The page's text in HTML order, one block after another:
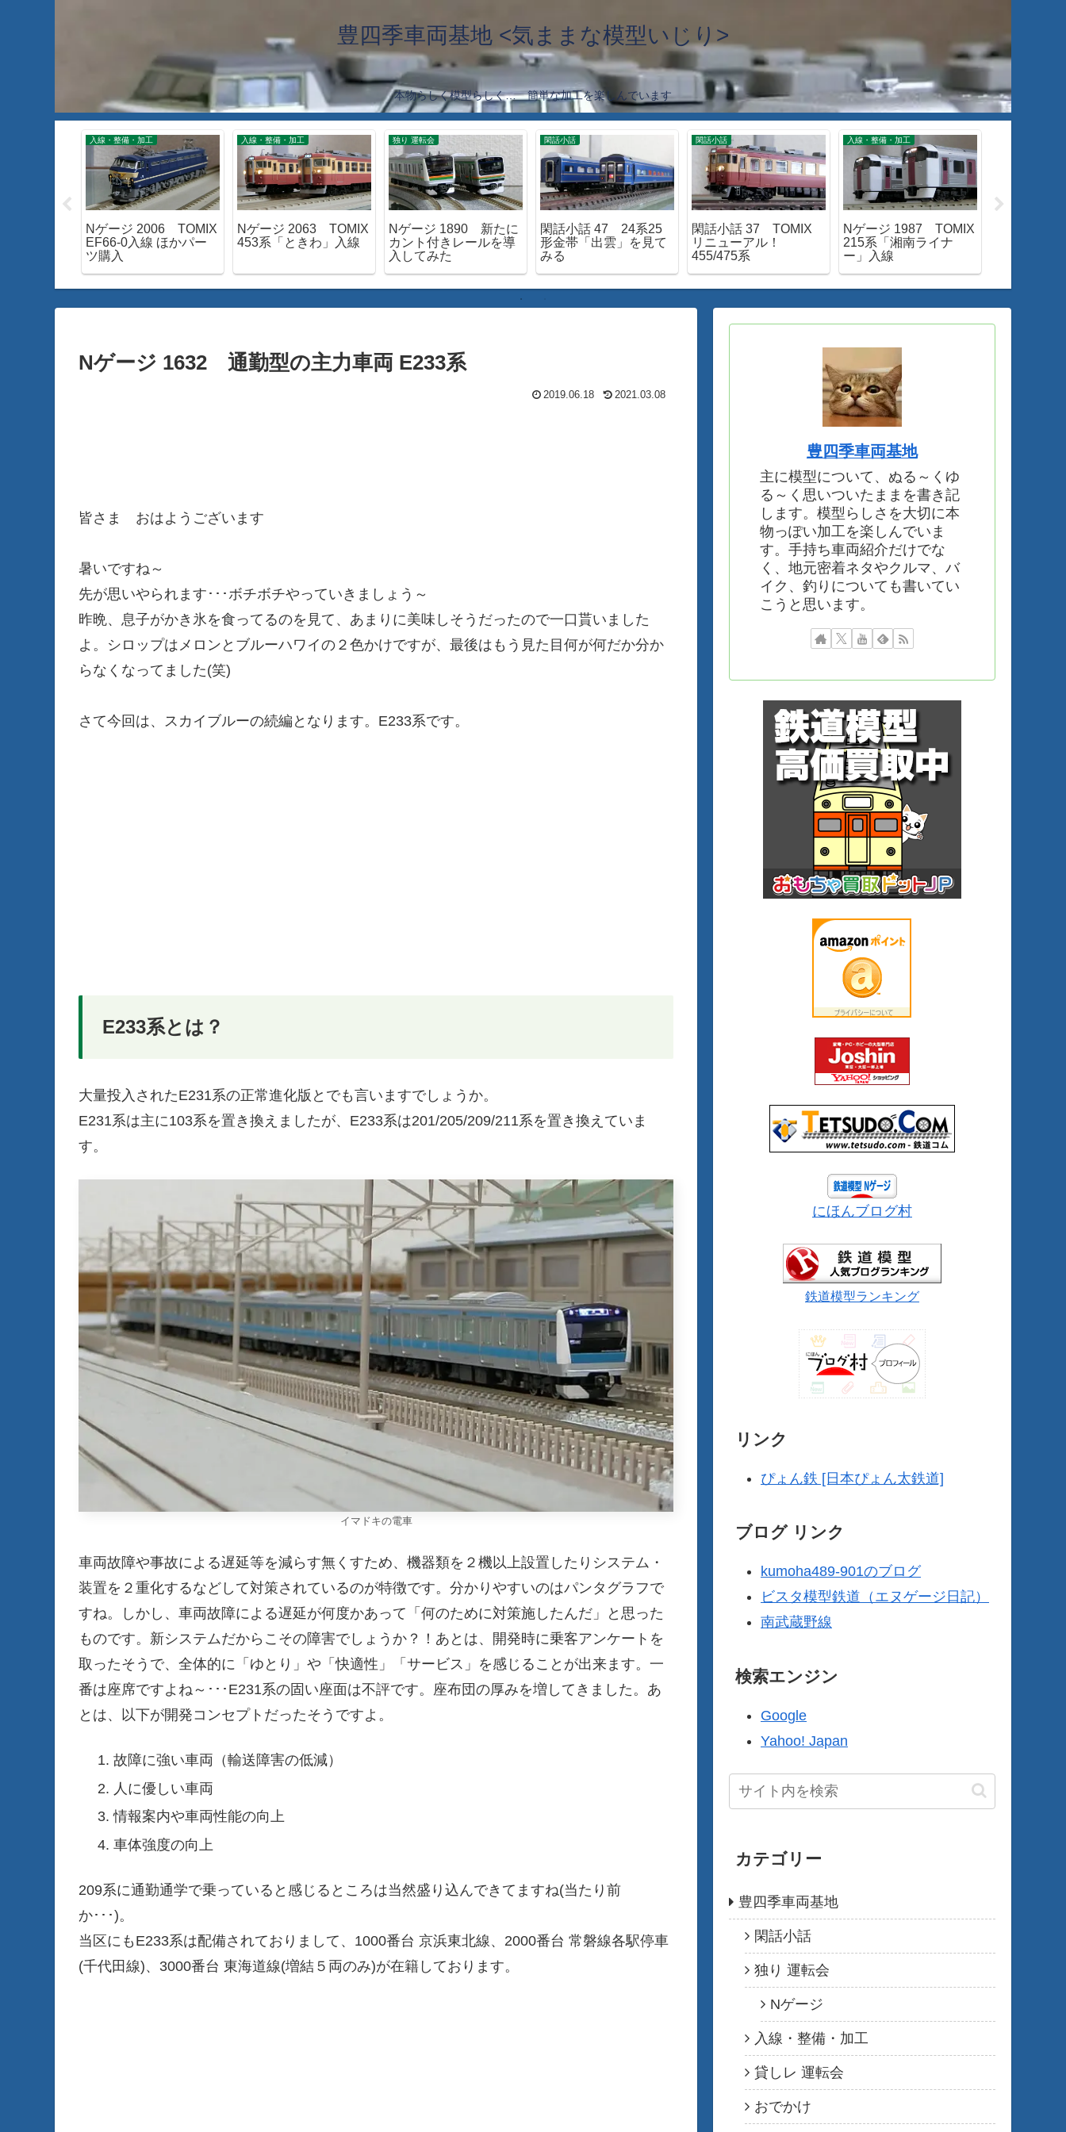
豊四季車両基地 <気ままな模型いじり>
本物らしく模型らしく… 簡単な加工を楽しんでいます
入線・整備・加工
Nゲージ 2006 TOMIX
EF66-0入線 ほかパー
ツ購入
入線・整備・加工
Nゲージ 2063 TOMIX
453系「ときわ」入線
独り 運転会
Nゲージ 1890 新たに
カント付きレールを導
入してみた
閑話小話
閑話小話 47 24系25
形金帯「出雲」を見て
みる
閑話小話
閑話小話 37 TOMIX
リニューアル！
455/475系
入線・整備・加工
Nゲージ 1987 TOMIX
215系「湘南ライナ
ー」入線
Nゲージ 1632 通勤型の主力車両 E233系
2019.06.18 2021.03.08
皆さま おはようございます
暑いですね～
先が思いやられます･･･ボチボチやっていきましょう～
昨晩、息子がかき氷を食ってるのを見て、あまりに美味しそうだったので一口貰いました
よ。シロップはメロンとブルーハワイの２色かけですが、最後はもう見た目何が何だか分か
らなくなってました(笑)
さて今回は、スカイブルーの続編となります。E233系です。
E233系とは？
大量投入されたE231系の正常進化版とでも言いますでしょうか。
E231系は主に103系を置き換えましたが、E233系は201/205/209/211系を置き換えていま
す。
イマドキの電車
車両故障や事故による遅延等を減らす無くすため、機器類を２機以上設置したりシステム・
装置を２重化するなどして対策されているのが特徴です。分かりやすいのはパンタグラフで
すね。しかし、車両故障による遅延が何度かあって「何のために対策施したんだ」と思った
ものです。新システムだからこその障害でしょうか？！あとは、開発時に乗客アンケートを
取ったそうで、全体的に「ゆとり」や「快適性」「サービス」を感じることが出来ます。一
番は座席ですよね～･･･E231系の固い座面は不評です。座布団の厚みを増してきました。あ
とは、以下が開発コンセプトだったそうですよ。
故障に強い車両（輸送障害の低減）
人に優しい車両
情報案内や車両性能の向上
車体強度の向上
209系に通勤通学で乗っていると感じるところは当然盛り込んできてますね(当たり前
か･･･)。
当区にもE233系は配備されておりまして、1000番台 京浜東北線、2000番台 常磐線各駅停車
(千代田線)、3000番台 東海道線(増結５両のみ)が在籍しております。
豊四季車両基地
主に模型について、ぬる～くゆ
る～く思いついたままを書き記
します。模型らしさを大切に本
物っぽい加工を楽しんでいま
す。手持ち車両紹介だけでな
く、地元密着ネタやクルマ、バ
イク、釣りについても書いてい
こうと思います。
にほんブログ村
鉄道模型ランキング
リンク
ぴょん鉄 [日本ぴょん太鉄道]
ブログ リンク
kumoha489-901のブログ
ビスタ模型鉄道（エヌゲージ日記）
南武蔵野線
検索エンジン
Google
Yahoo! Japan
カテゴリー
豊四季車両基地
閑話小話
独り 運転会
Nゲージ
入線・整備・加工
貸しレ 運転会
おでかけ